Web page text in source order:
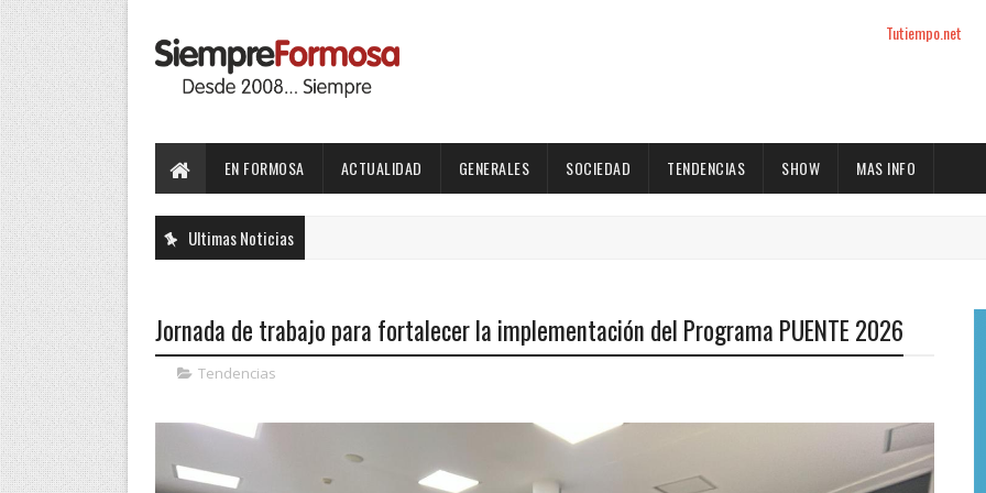
Tutiempo.net
EN FORMOSA ACTUALIDAD GENERALES SOCIEDAD TENDENCIAS SHOW MAS INFO
Ultimas Noticias
Jornada de trabajo para fortalecer la implementación del Programa PUENTE 2026
Tendencias